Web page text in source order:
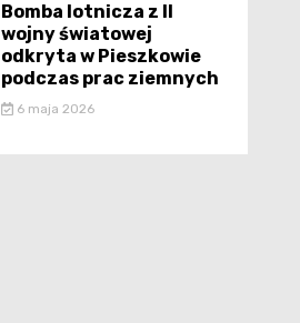
Bomba lotnicza z II
wojny światowej
odkryta w Pieszkowie
podczas prac ziemnych
6 maja 2026